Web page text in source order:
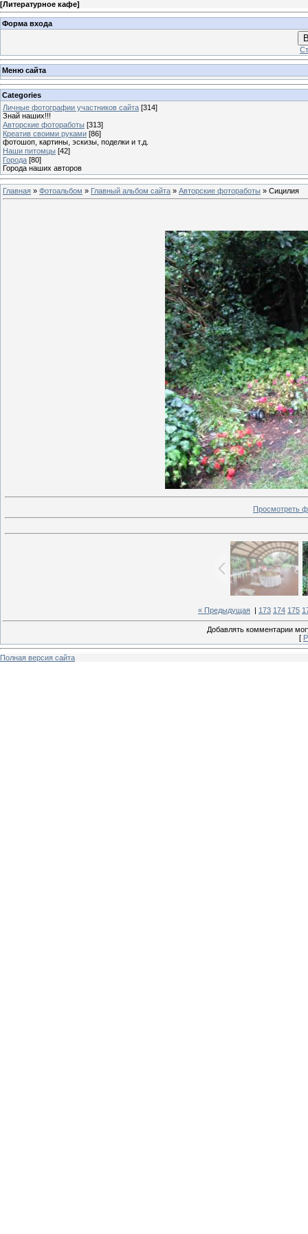
[Литературное кафе]
Форма входа
Меню сайта
Categories
Личные фотографии участников сайта [314]
Знай наших!!!
Авторские фотоработы [313]
Креатив своими руками [86]
фотошоп, картины, эскизы, поделки и т.д.
Наши питомцы [42]
Города [80]
Города наших авторов
Главная » Фотоальбом » Главный альбом сайта » Авторские фотоработы » Сицилия
Просмотреть
« Предыдущая 173 174 175
Добавлять комментарии
[
Полная версия сайта